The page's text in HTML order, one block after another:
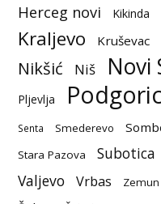
Herceg novi Kikinda
Kraljevo Kruševac
Nikšić Niš Novi
Pljevlja
Senta Smederevo
Stara Pazova Subotica
Valjevo Vrbas Zemun